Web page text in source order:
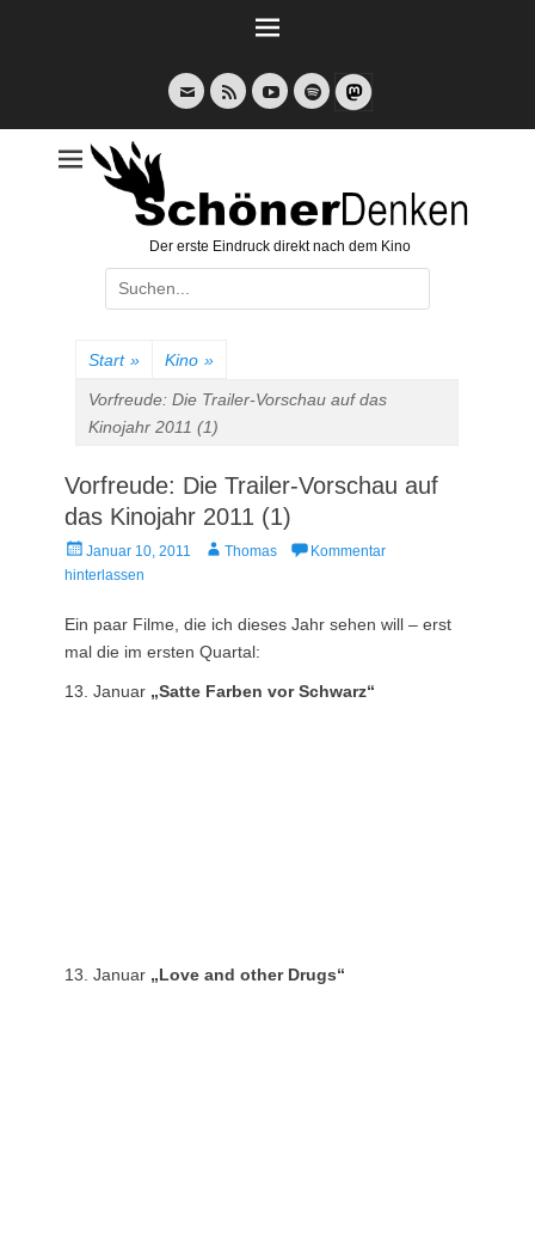
E-
Mail
Feed YouTubeSpotify
Der erste Eindruck direkt nach dem Kino
Suche
nach:
Start » Kino »
Vorfreude: Die Trailer-Vorschau auf das
Kinojahr 2011 (1)
Vorfreude: Die Trailer-Vorschau auf
das Kinojahr 2011 (1)
Veröffentlicht
am
Januar 10, 2011 AutorThomas
Kommentar
hinterlassen
Ein paar Filme, die ich dieses Jahr sehen will – erst
mal die im ersten Quartal:
13. Januar „Satte Farben vor Schwarz“
13. Januar „Love and other Drugs“